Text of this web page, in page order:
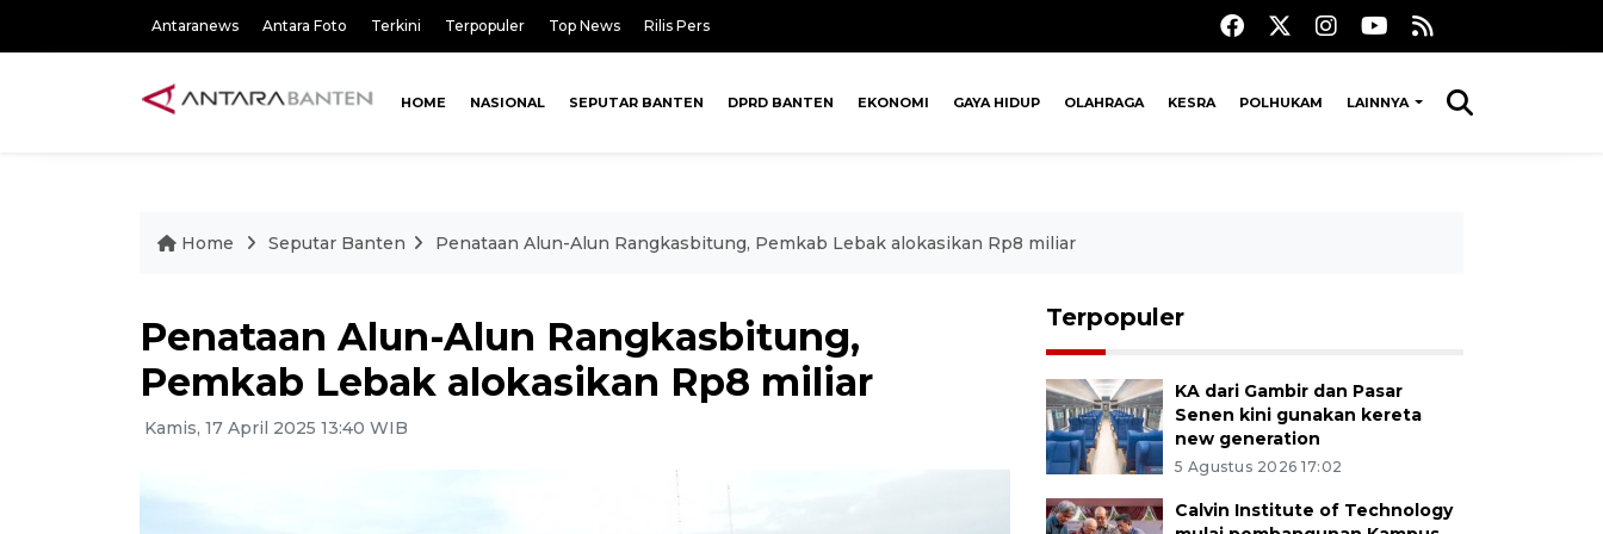
Antaranews Antara Foto Terkini Terpopuler Top News Rilis Pers
HOME NASIONAL SEPUTAR BANTEN DPRD BANTEN EKONOMI GAYA HIDUP OLAHRAGA KESRA POLHUKAM LAINNYA
Home Seputar Banten Penataan Alun-Alun Rangkasbitung, Pemkab Lebak alokasikan Rp8 miliar
Penataan Alun-Alun Rangkasbitung,
Pemkab Lebak alokasikan Rp8 miliar
Kamis, 17 April 2025 13:40 WIB
Terpopuler
KA dari Gambir dan Pasar
Senen kini gunakan kereta
new generation
5 Agustus 2026 17:02
Calvin Institute of Technology